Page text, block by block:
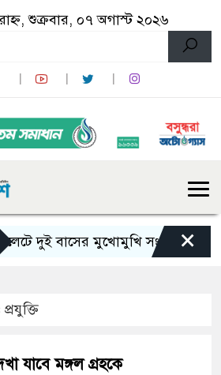
শুক্রবার, ০৭ অগাস্ট ২০২৬
দুই বাসের মুখোমুখি সংঘর্ষে নিহত বেড়ে
×
যাবে মঙ্গল গ্রহকে